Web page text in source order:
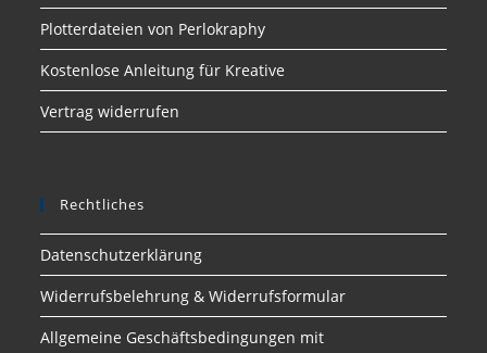
Plotterdateien von Perlokraphy
Kostenlose Anleitung für Kreative
Vertrag widerrufen
Rechtliches
Datenschutzerklärung
Widerrufsbelehrung & Widerrufsformular
Allgemeine Geschäftsbedingungen mit